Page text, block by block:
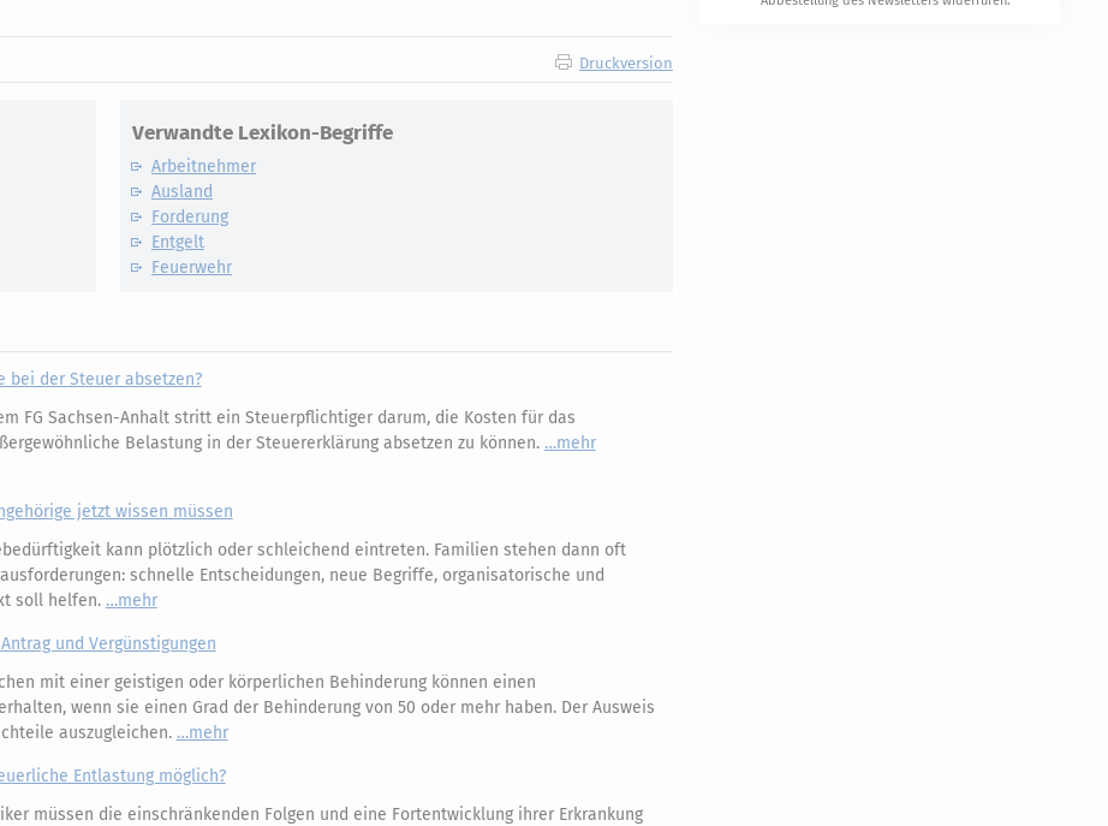
Druckversion
Verwandte Lexikon-Begriffe
Arbeitnehmer
Ausland
Forderung
Entgelt
Feuerwehr
bei der Steuer absetzen?
FG Sachsen-Anhalt stritt ein Steuerpflichtiger darum, die Kosten für das
Belastung in der Steuererklärung absetzen zu können.
mehr
jetzt wissen müssen
kann plötzlich oder schleichend eintreten. Familien stehen dann oft
schnelle Entscheidungen, neue Begriffe, organisatorische und
soll helfen.
mehr
und Vergünstigungen
mit einer geistigen oder körperlichen Behinderung können einen
wenn sie einen Grad der Behinderung von 50 oder mehr haben. Der Ausweis
auszugleichen.
mehr
Entlastung möglich?
müssen die einschränkenden Folgen und eine Fortentwicklung ihrer Erkrankung